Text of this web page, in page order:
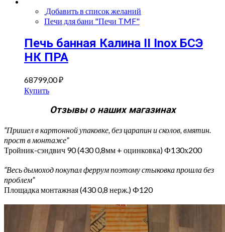
Добавить в список желаний
Печи для бани "Печи TMF"
Печь банная Калина II Inox БСЭ
НК ПРА
68799,00₽
Купить
Отзывы о наших магазинах
“Пришел в картонной упаковке, без царапин и сколов, вмятин.
прост в монтаже”
Тройник-сэндвич 90 (430 0,8мм + оцинковка) Ф130х200
“Весь дымоход покупал феррум поэтому стыковка прошла без
проблем”
Площадка монтажная (430 0,8 нерж.) Ф120